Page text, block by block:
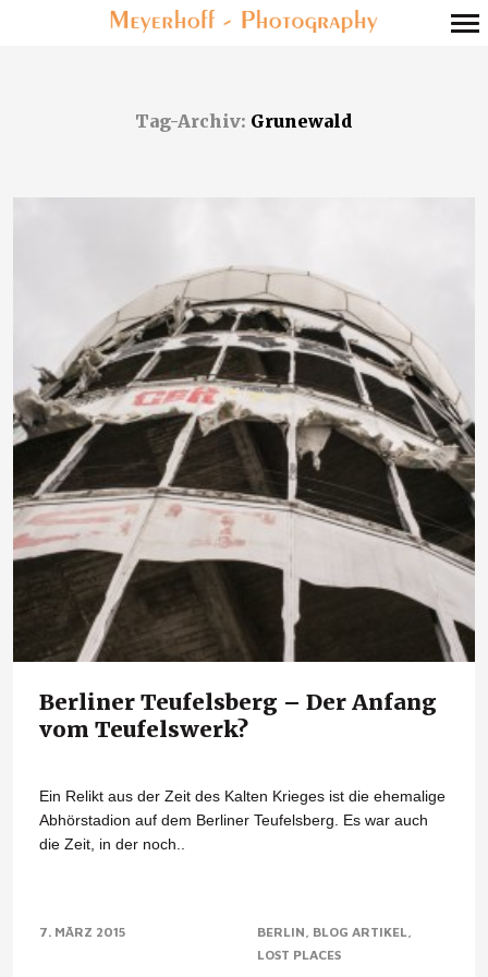
Tag-Archiv: Grunewald
Berliner Teufelsberg – Der Anfang
vom Teufelswerk?
Ein Relikt aus der Zeit des Kalten Krieges ist die ehemalige
Abhörstadion auf dem Berliner Teufelsberg. Es war auch
die Zeit, in der noch..
7. MÄRZ 2015 BERLIN BLOG ARTIKEL
LOST PLACES